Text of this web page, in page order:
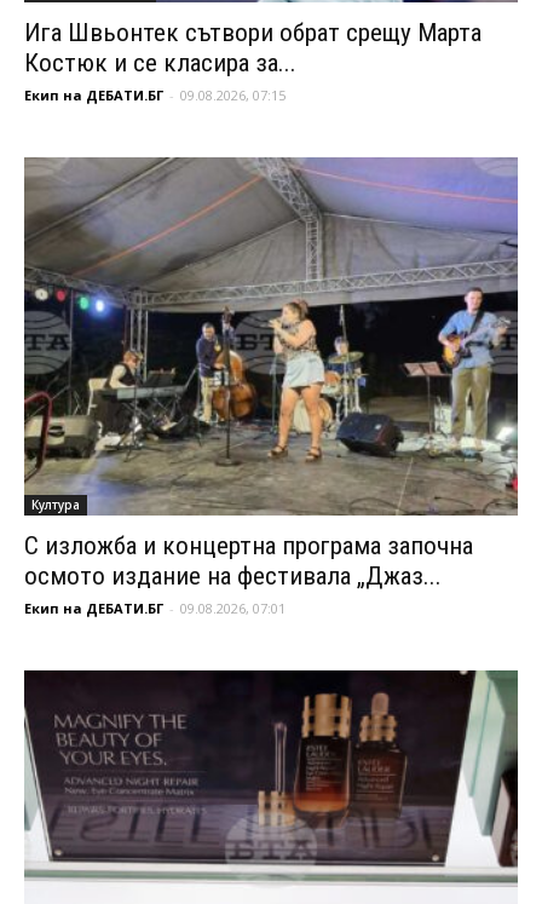
Ига Швьонтек сътвори обрат срещу Марта
Костюк и се класира за...
Екип на ДЕБАТИ.БГ - 09.08.2026, 07:15
Култура
С изложба и концертна програма започна
осмото издание на фестивала „Джаз...
Екип на ДЕБАТИ.БГ - 09.08.2026, 07:01